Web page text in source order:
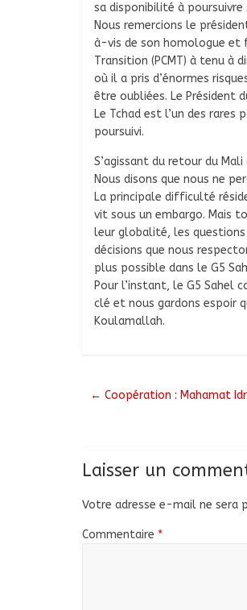
sa disponibilité à
Nous remercions le
à-vis de son homologue et
Transition (PCMT) à tenu à
où il a pris d’énormes
être oubliées. Le Président
Le Tchad est l’un des
poursuivi.
S’agissant du retour du
Nous disons que nous ne
La principale difficulté
vit sous un embargo. Mais
leur globalité, les questions
décisions que nous
plus possible dans le G5
Pour l’instant, le G5 Sahel
clé et nous gardons espoir
Koulamallah.
← Coopération : Mahamat
Laisser un
Votre adresse e-mail ne sera
Commentaire *